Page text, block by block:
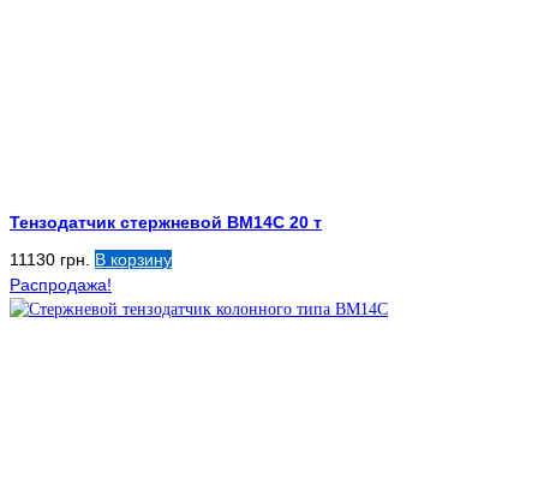
Тензодатчик стержневой BM14C 20 т
11130 грн. В корзину
Распродажа!